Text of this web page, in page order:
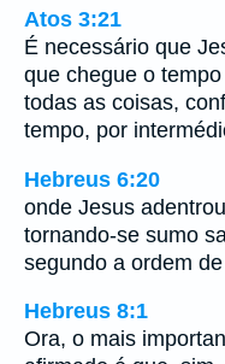
Atos 3:21
É necessário que
que chegue o
todas as coisas,
tempo, por
Hebreus 6:20
onde Jesus
tornando-se sumo
segundo a ordem
Hebreus 8:1
Ora, o mais